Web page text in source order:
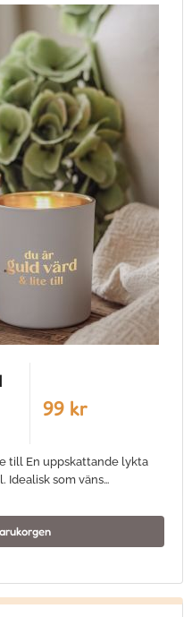
99 kr
till En uppskattande lykta
Idealisk som väns…